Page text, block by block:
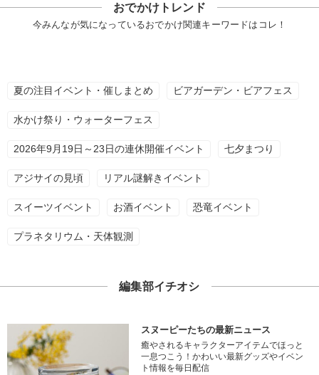
おでかけトレンド
今みんなが気になっているおでかけ関連キーワードはコレ！
夏の注目イベント・催しまとめ ビアガーデン・ビアフェス
水かけ祭り・ウォーターフェス
2026年9月19日～23日の連休開催イベント 七夕まつり
アジサイの見頃 リアル謎解きイベント
スイーツイベント お酒イベント 恐竜イベント
プラネタリウム・天体観測
編集部イチオシ
スヌーピーたちの最新ニュース
癒やされるキャラクターアイテムでほっと
一息つこう！かわいい最新グッズやイベン
ト情報を毎日配信